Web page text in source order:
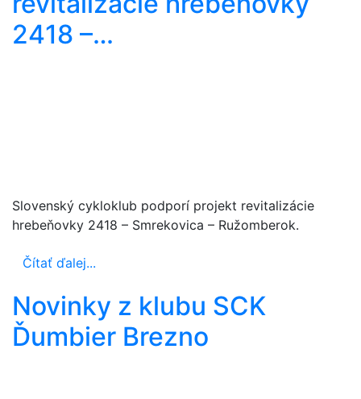
2418 –…
Slovenský cykloklub podporí projekt revitalizácie
hrebeňovky 2418 – Smrekovica – Ružomberok.
Čítať ďalej...
Novinky z klubu SCK
Ďumbier Brezno